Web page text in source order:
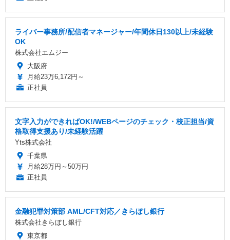
ライバー事務所/配信者マネージャー/年間休日130以上/未経験
OK
株式会社エムジー
大阪府
月給23万6,172円～
正社員
文字入力ができればOK!/WEBページのチェック・校正担当/資
格取得支援あり/未経験活躍
Yts株式会社
千葉県
月給28万円～50万円
正社員
金融犯罪対策部 AML/CFT対応／きらぼし銀行
株式会社きらぼし銀行
東京都